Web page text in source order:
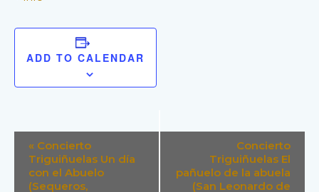
ADD TO CALENDAR
« Concierto
Triguiñuelas Un día
con el Abuelo
(Sequeros,
Concierto
Triguiñuelas El
pañuelo de la abuela
(San Leonardo de